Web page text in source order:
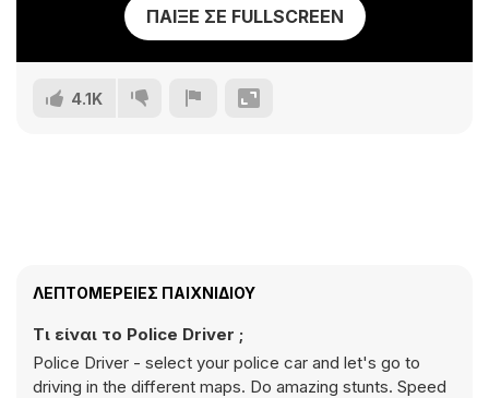
ΠΑΊΞΕ ΣΕ FULLSCREEN
4.1K
ΛΕΠΤΟΜΈΡΕΙΕΣ ΠΑΙΧΝΙΔΙΟΎ
Τι είναι το Police Driver ;
Police Driver - select your police car and let's go to
driving in the different maps. Do amazing stunts. Speed